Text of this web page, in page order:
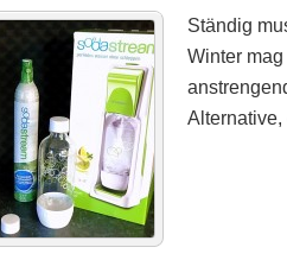
Ständig
Winter
Alternative,